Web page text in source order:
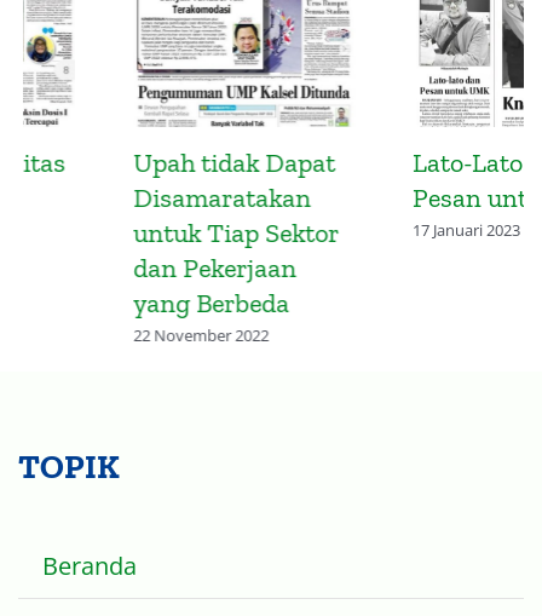
Upah tidak Dapat
Disamaratakan
untuk Tiap Sektor
dan Pekerjaan
yang Berbeda
22 November 2022
Lato-Lato dan
Pesan untuk UMK
17 Januari 2023
TOPIK
Beranda